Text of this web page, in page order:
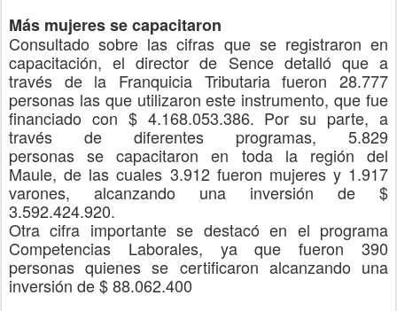
Más mujeres se capacitaron
Consultado sobre las cifras que se registraron en
capacitación, el director de Sence detalló que a
través de la Franquicia Tributariafueron28.777
personas las que utilizaron este instrumento, que fue
financiado con $ 4.168.053.386. Por su parte, a
través de diferentes programas,
5.829
personassecapacitaron en toda la región del
Maule,de las cuales 3.912 fueron mujeres y 1.917
varones, alcanzando una inversión de $
3.592.424.920.
Otra cifra importante se destacó en el programa
Competencias Laborales, ya que fueron 390
personas quienes se certificaron alcanzando una
inversión de $ 88.062.400